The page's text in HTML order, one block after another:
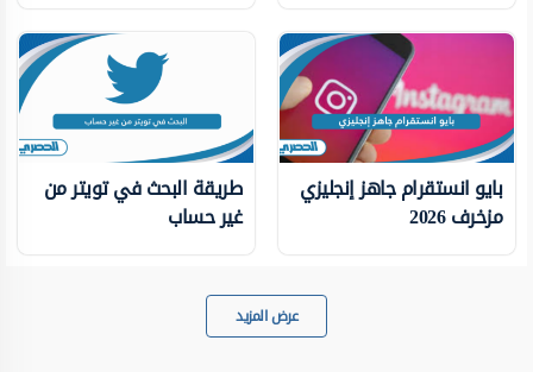
بايو انستقرام جاهز إنجليزي
مزخرف 2026
طريقة البحث في تويتر من
غير حساب
عرض المزيد